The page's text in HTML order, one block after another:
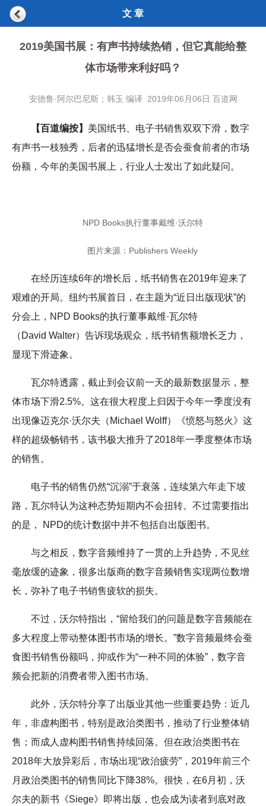
文 章
2019美国书展：有声书持续热销，但它真能给整
体市场带来利好吗？
安德鲁·阿尔巴尼斯；韩玉 编译 2019年06月06日 百道网
【百道编按】 美国纸书、电子书销售双双下滑，数字
有声书一枝独秀，后者的迅猛增长是否会蚕食前者的市场
份额，今年的美国书展上，行业人士发出了如此疑问。
NPD Books执行董事戴维·沃尔特
图片来源：Publishers Weekly
在经历连续6年的增长后，纸书销售在2019年迎来了
艰难的开局。纽约书展首日，在主题为“近日出版现状”的
分会上，NPD Books的执行董事戴维·瓦尔特
（David Walter）告诉现场观众，纸书销售额增长乏力，
显现下滑迹象。
瓦尔特透露，截止到会议前一天的最新数据显示，整
体市场下滑2.5%。这在很大程度上归因于今年一季度没有
出现像迈克尔·沃尔夫（Michael Wolff）《愤怒与怒火》这
样的超级畅销书，该书极大推升了2018年一季度整体市场
的销售。
电子书的销售仍然“沉溺”于衰落，连续第六年走下坡
路，瓦尔特认为这种态势短期内不会扭转。不过需要指出
的是， NPD的统计数据中并不包括自出版图书。
与之相反，数字音频维持了一贯的上升趋势，不见丝
毫放缓的迹象，很多出版商的数字音频销售实现两位数增
长，弥补了电子书销售疲软的损失。
不过，沃尔特指出，“留给我们的问题是数字音频能在
多大程度上带动整体图书市场的增长。”数字音频最终会蚕
食图书销售份额吗，抑或作为“一种不同的体验”，数字音
频会把新的消费者带入图书市场。
此外，沃尔特分享了出版业其他一些重要趋势：近几
年，非虚构图书，特别是政治类图书，推动了行业整体销
售；而成人虚构图书销售持续回落。但在政治类图书在
2018年大放异彩后，市场出现“政治疲劳”，2019年前三个
月政治类图书的销售同比下降38%。很快，在6月初，沃
尔夫的新书《Siege》即将出版，也会成为读者到底对政